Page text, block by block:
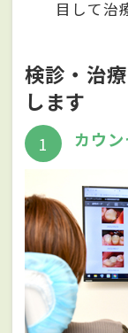
目して治
検診・治
します
1 カウ